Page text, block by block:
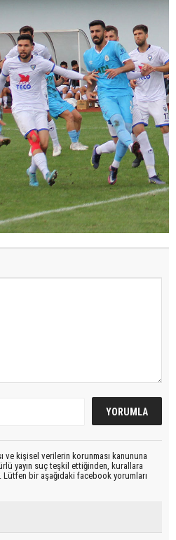
ve kişisel verilerin korunması kanununa
yayın suç teşkil ettiğinden, kurallara
Lütfen bir aşağıdaki facebook yorumları